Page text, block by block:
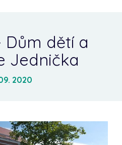
Dům dětí a
Jednička
2020